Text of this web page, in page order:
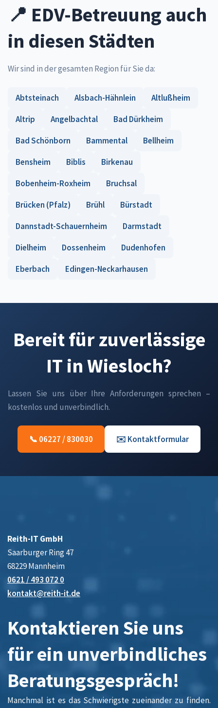
📍 EDV-Betreuung auch
in diesen Städten
Wir sind in der gesamten Region für Sie da:
Abtsteinach Alsbach-Hähnlein
Altlußheim
Altrip
Angelbachtal
Bad Dürkheim
Bad Schönborn
Bammental
Bellheim
Bensheim
Biblis
Birkenau
Bobenheim-Roxheim
Bruchsal
Brücken (Pfalz)
Brühl
Bürstadt
Dannstadt-Schauernheim
Darmstadt
Dielheim
Dossenheim
Dudenhofen
Eberbach
Edingen-Neckarhausen
Bereit für zuverlässige
IT in Wiesloch?
Lassen Sie uns über Ihre Anforderungen sprechen –
kostenlos und unverbindlich.
📞 06227 / 830030 ✉️ Kontaktformular
Reith-IT GmbH
Saarburger Ring 47
68229 Mannheim
0621 / 493 072 0
kontakt@reith-it.de
Kontaktieren Sie uns
für ein unverbindliches
Beratungsgespräch!
Manchmal ist es das Schwierigste zueinander zu finden.